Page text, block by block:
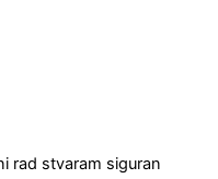
rad stvaram siguran